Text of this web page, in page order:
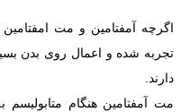
اگرچه آمفتامین و مت
تجربه شده و اعمال روی بدن
دارند.
مت آمفتامین هنگام